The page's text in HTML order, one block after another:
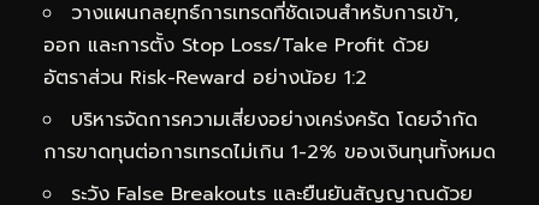
วางแผนกลยุทธ์การเทรดที่ชัดเจนสำหรับการเข้า,
ออก และการตั้ง Stop Loss/Take Profit ด้วย
อัตราส่วน Risk-Reward อย่างน้อย 1:2
บริหารจัดการความเสี่ยงอย่างเคร่งครัด โดยจำกัด
การขาดทุนต่อการเทรดไม่เกิน 1-2% ของเงินทุนทั้งหมด
ระวัง False Breakouts และยืนยันสัญญาณด้วย